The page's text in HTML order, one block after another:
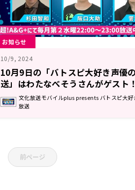
お知らせ
10/9, 2024
10月9日の「バトスピ大好き声優
送」はわたなべそうさんがゲスト！
文化放送モバイルplus presents バトスピ大好
放送
前ページ